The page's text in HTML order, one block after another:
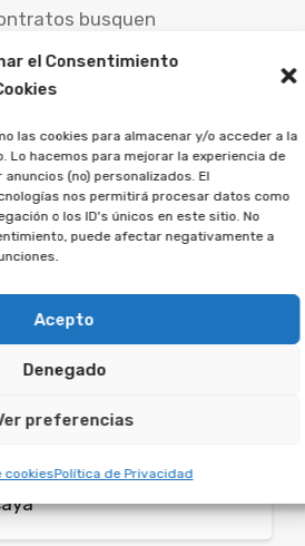
el Consentimiento
las cookies para almacenar y/o acceder a la
Lo hacemos para mejorar la experiencia de
(no) personalizados. El
nos permitirá procesar datos como
o los ID's únicos en este sitio. No
puede afectar negativamente a
Acepto
Denegado
preferencias
cookiesPolítica de Privacidad
busquen
especializado para
y explorar las
Afeban
los afectados a
les
así, únete a la
en detalle.
Bancarios Abusivos